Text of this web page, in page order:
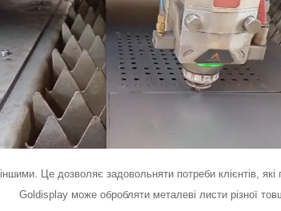
іншими. Це дозволяє задовольняти потреби клієнтів, які
Goldisplay може обробляти металеві листи різної